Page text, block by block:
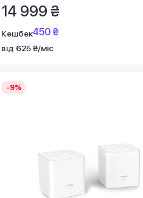
14 999 ₴
Кешбек450 ₴
від 625 ₴/міс
-9%